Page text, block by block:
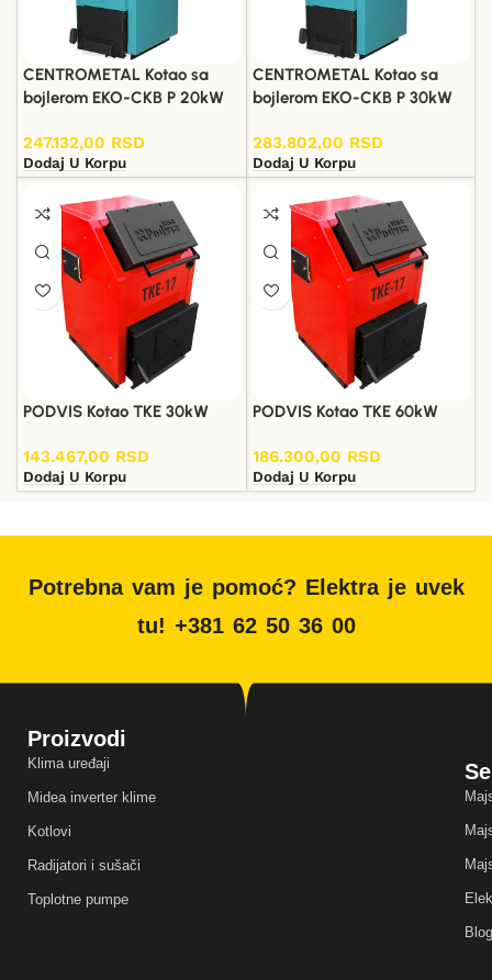
CENTROMETAL Kotao sa
bojlerom EKO-CKB P 20kW
247.132,00 RSD
Dodaj U Korpu
CENTROMETAL Kotao sa
bojlerom EKO-CKB P 30kW
283.802,00 RSD
Dodaj U Korpu
PODVIS Kotao TKE 30kW
143.467,00 RSD
Dodaj U Korpu
PODVIS Kotao TKE 60kW
186.300,00 RSD
Dodaj U Korpu
Potrebna vam je pomoć? Elektra je uvek
tu! +381 62 50 36 00
Proizvodi
Klima uređaji
Midea inverter klime
Kotlovi
Radijatori i sušači
Toplotne pumpe
Blog